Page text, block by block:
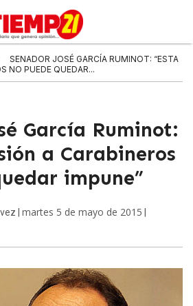
SENADOR JOSÉ GARCÍA RUMINOT: “ESTA
NO PUEDE QUEDAR...
García Ruminot:
a Carabineros
impune”
| martes 5 de mayo de 2015